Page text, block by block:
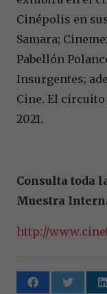
Cinépolis en
Samara;
Pabellón
Insurgentes;
Cine. El circuito
2021.
Consulta toda
Muestra
http://